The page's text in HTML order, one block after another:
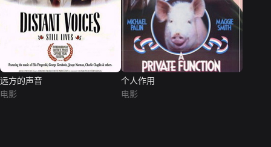
远方的声音
电影
个人作用
电影